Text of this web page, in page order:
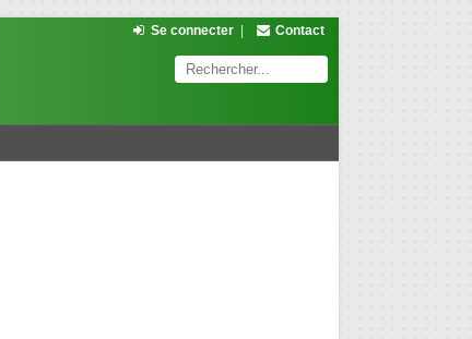
Se connecter Contact